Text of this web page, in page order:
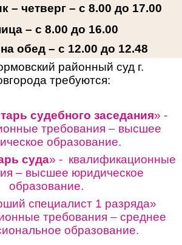
– четверг – с 8.00 до 17.00
– с 8.00 до 16.00
обед – с 12.00 до 12.48
районный суд г.
требуются:
судебного заседания» -
требования – высшее
образование.
суда» - квалификационные
– высшее юридическое
образование.
специалист 1 разряда»
требования – среднее
образование.